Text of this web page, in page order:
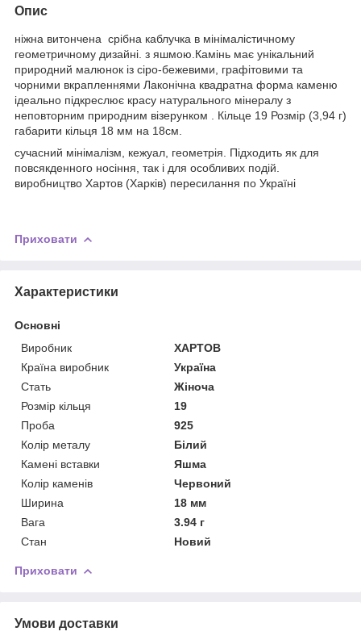
Опис
ніжна витончена срібна каблучка в мінімалістичному
геометричному дизайні. з яшмою.Камінь має унікальний
природний малюнок із сіро-бежевими, графітовими та
чорними вкрапленнями Лаконічна квадратна форма каменю
ідеально підкреслює красу натурального мінералу з
неповторним природним візерунком . Кільце 19 Розмір (3,94 г)
габарити кільця 18 мм на 18см.
сучасний мінімалізм, кежуал, геометрія. Підходить як для
повсякденного носіння, так і для особливих подій.
виробництво Хартов (Харків) пересилання по Україні
Приховати
Характеристики
Основні
Виробник
ХАРТОВ
Країна виробник
Україна
Стать
Жіноча
Розмір кільця
19
Проба
925
Колір металу
Білий
Камені вставки
Яшма
Колір каменів
Червоний
Ширина
18 мм
Вага
3.94 г
Стан
Новий
Приховати
Умови доставки